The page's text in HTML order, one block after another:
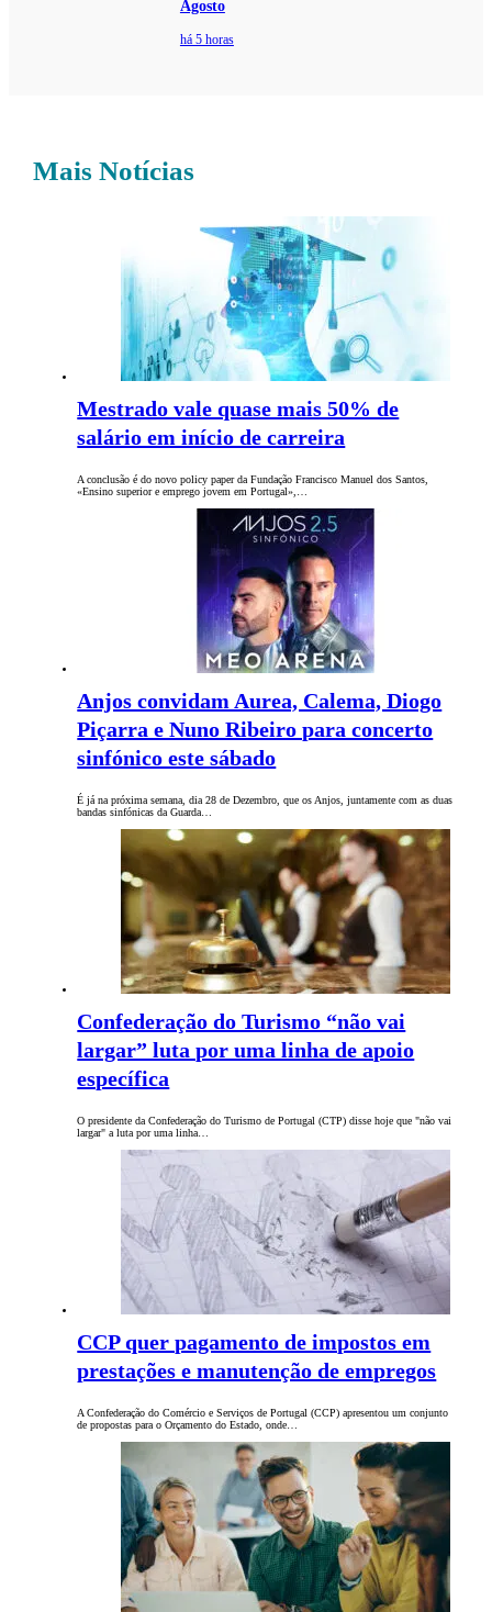
Agosto
há 5 horas
Mais Notícias
Mestrado vale quase mais 50% de
salário em início de carreira
A conclusão é do novo policy paper da Fundação Francisco Manuel dos Santos,
«Ensino superior e emprego jovem em Portugal»,…
Anjos convidam Aurea, Calema, Diogo
Piçarra e Nuno Ribeiro para concerto
sinfónico este sábado
É já na próxima semana, dia 28 de Dezembro, que os Anjos, juntamente com as duas
bandas sinfónicas da Guarda…
Confederação do Turismo “não vai
largar” luta por uma linha de apoio
específica
O presidente da Confederação do Turismo de Portugal (CTP) disse hoje que "não vai
largar" a luta por uma linha…
CCP quer pagamento de impostos em
prestações e manutenção de empregos
A Confederação do Comércio e Serviços de Portugal (CCP) apresentou um conjunto
de propostas para o Orçamento do Estado, onde…